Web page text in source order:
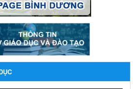
tiêm vắc xin phòng Covid 19
vắc xin phòng Covid 19
thi " An toàn giao thông cho nụ
học sinh và giáo viên trung học
thi " An toàn giao thông cho nụ cười